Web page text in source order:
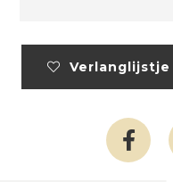
Verlanglijstje